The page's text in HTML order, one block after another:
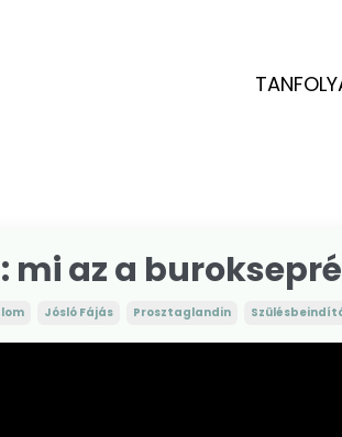
mi az a
Jósló Fájás Prosztaglandin